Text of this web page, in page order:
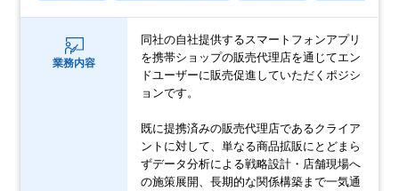
業務内容
同社の自社提供するスマートフォンアプリ
を携帯ショップの販売代理店を通じてエン
ドユーザーに販売促進していただくポジシ
ョンです。
既に提携済みの販売代理店であるクライア
ントに対して、単なる商品拡販にとどまら
ずデータ分析による戦略設計・店舗現場へ
の施策展開、長期的な関係構築まで一気通